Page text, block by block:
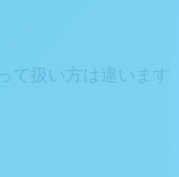
て扱い方は違います